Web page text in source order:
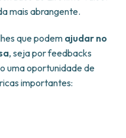
mais abrangente.
que podem ajudar no
, seja por feedbacks
uma oportunidade de
importantes: